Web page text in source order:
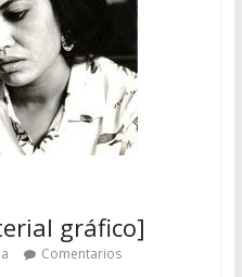
gráfico]
Comentarios